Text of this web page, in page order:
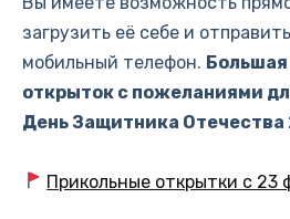
загрузить её себе и
мобильный телефон.
открыток с пожеланиями
День Защитника Отечества
Прикольные открытки с 23